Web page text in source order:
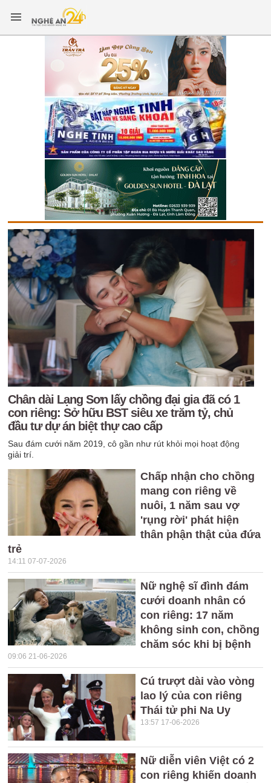
Chân dài Lạng Sơn lấy chồng đại gia đã có 1
con riêng: Sở hữu BST siêu xe trăm tỷ, chủ
đầu tư dự án biệt thự cao cấp
Sau đám cưới năm 2019, cô gần như rút khỏi mọi hoạt động
giải trí.
Chấp nhận cho chồng
mang con riêng về
nuôi, 1 năm sau vợ
'rụng rời' phát hiện
thân phận thật của đứa
trẻ
14:11 07-07-2026
Nữ nghệ sĩ đình đám
cưới doanh nhân có
con riêng: 17 năm
không sinh con, chồng
chăm sóc khi bị bệnh
09:06 21-06-2026
Cú trượt dài vào vòng
lao lý của con riêng
Thái tử phi Na Uy
13:57 17-06-2026
Nữ diễn viên Việt có 2
con riêng khiến doanh